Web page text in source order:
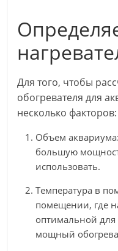
Для того, чтобы
обогревателя для
несколько факторов:
Объем
большую
использовать.
Температура в
помещении, где
оптимальной для
мощный